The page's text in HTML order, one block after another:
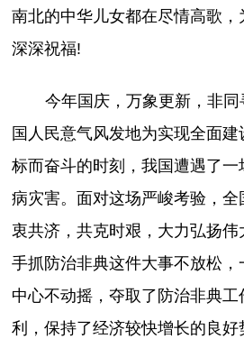
南北的中华儿女都在尽情高歌，
深深祝福!
今年国庆，万象更新，非
国人民意气风发地为实现全面建
标而奋斗的时刻，我国遭遇了
病灾害。面对这场严峻考验，全
衷共济，共克时艰，大力弘扬
手抓防治非典这件大事不放松
中心不动摇，夺取了防治非典
利，保持了经济较快增长的良好